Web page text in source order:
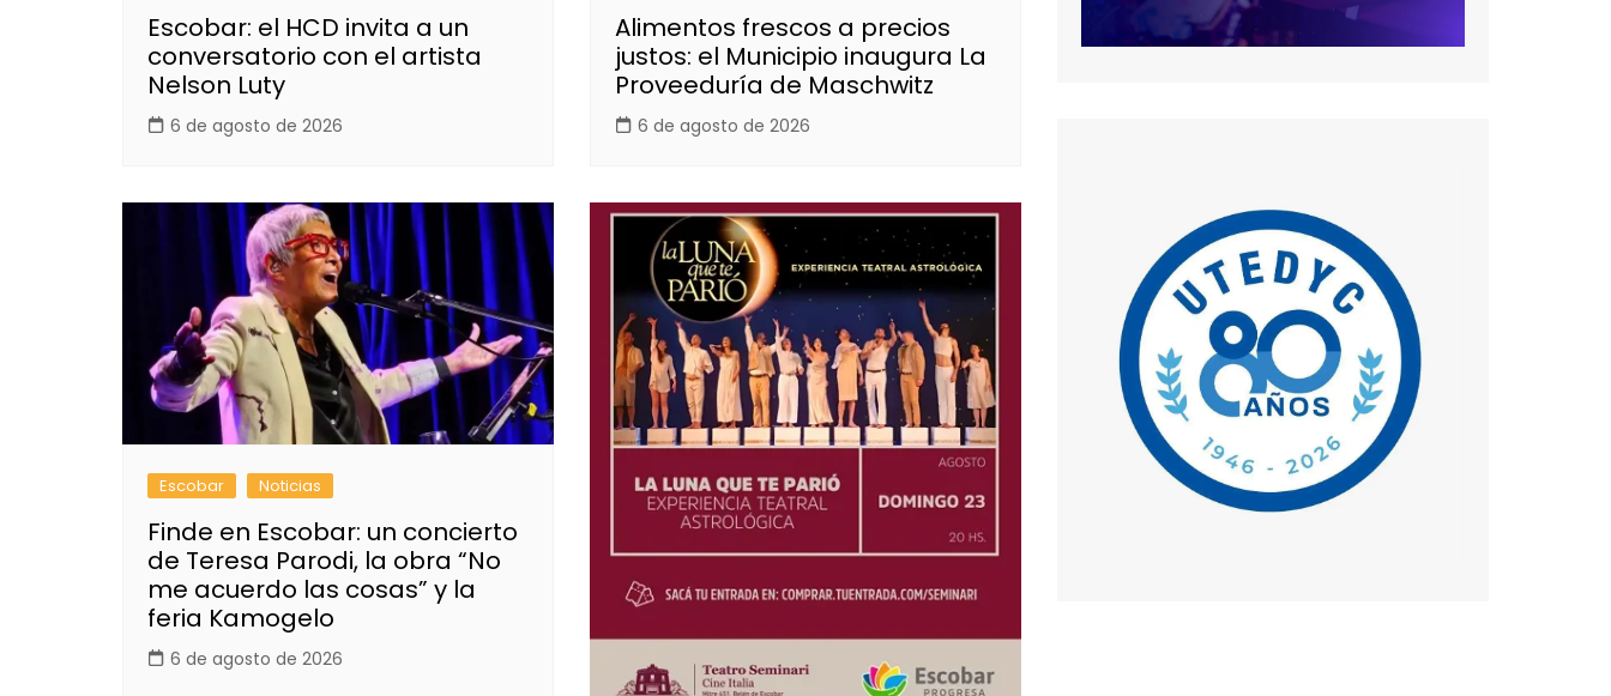
Escobar: el HCD invita a un
conversatorio con el artista
Nelson Luty
6 de agosto de 2026
Alimentos frescos a precios
justos: el Municipio inaugura La
Proveeduría de Maschwitz
6 de agosto de 2026
Escobar Noticias
Finde en Escobar: un concierto
de Teresa Parodi, la obra “No
me acuerdo las cosas” y la
feria Kamogelo
6 de agosto de 2026